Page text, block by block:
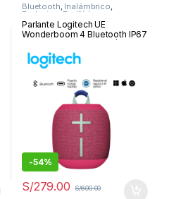
Bluetooth, Inalámbrico,
Parlantes Periféricos y
Accesorios
Parlante Logitech UE
Wonderboom 4 Bluetooth IP67
001890
-54%
S/279.00 S/600.00